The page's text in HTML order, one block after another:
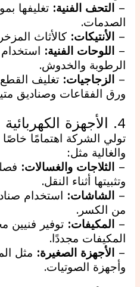
–
التحف الفنية: تغليفها
الصدمات.
–
الأنتيكات: كالأثاث
– اللوحات الفنية:
الرطوبة والخدوش.
–
الزجاجيات: تغليف
ورق الفقاعات وصناديق
4. الأجهزة الكهربائية والإلكترونية
تولي الشركة اهتمامًا
والغالية مثل:
–
الثلاجات والغسالات:
وتثبيتها أثناء النقل.
–
الشاشات: استخدام
من الكسر.
–
المكيفات: توفير فنيين
المكيفات مجددًا.
–
الأجهزة الصغيرة: مثل
وأجهزة الصوتيات.